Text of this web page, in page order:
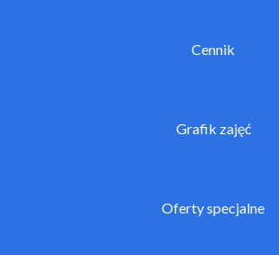
Cennik
Grafik zajęć
Oferty specjalne